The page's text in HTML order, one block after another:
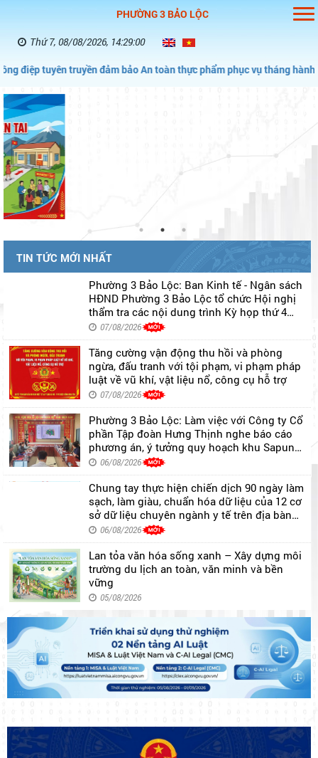
PHƯỜNG 3 BẢO LỘC
TIN TỨC MỚI NHẤT
Phường 3 Bảo Lộc: Ban Kinh tế - Ngân sách
HĐND Phường 3 Bảo Lộc tổ chức Hội nghị
thẩm tra các nội dung trình Kỳ họp thứ 4
(Kỳ họp chuyên đề) HĐND phường khóa II,
nhiệm kỳ 2026 - 2031
Tăng cường vận động thu hồi và phòng
ngừa, đấu tranh với tội phạm, vi phạm pháp
luật về vũ khí, vật liệu nổ, công cụ hỗ trợ
Phường 3 Bảo Lộc: Làm việc với Công ty Cổ
phần Tập đoàn Hưng Thịnh nghe báo cáo
phương án, ý tưởng quy hoạch khu Sapung
– Đại Bình
Chung tay thực hiện chiến dịch 90 ngày làm
sạch, làm giàu, chuẩn hóa dữ liệu của 12 cơ
sở dữ liệu chuyên ngành y tế trên địa bàn
Phường 3 Bảo Lộc – vì một nền y tế số hiện
đại, phục vụ Nhân dân tốt hơn
06/08/2026
Lan tỏa văn hóa sống xanh – Xây dựng môi
trường du lịch an toàn, văn minh và bền
vững